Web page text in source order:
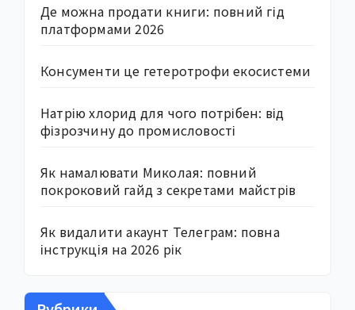
Де можна продати книги: повний гід
платформами 2026
Консументи це гетеротрофи екосистеми
Натрію хлорид для чого потрібен: від
фізрозчину до промисловості
Як намалювати Миколая: повний
покроковий гайд з секретами майстрів
Як видалити акаунт Телеграм: повна
інструкція на 2026 рік